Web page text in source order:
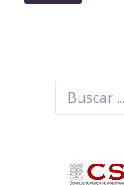
Buscar